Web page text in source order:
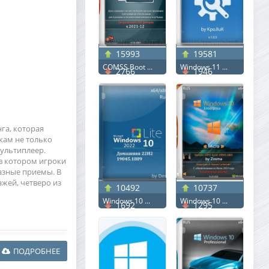
которая
не только
котором игроки
приемы. В
четверо из
ПОДРОБНЕЕ
15993
2766
COMSS Boot ...
19581
1946
Windows 11 ...
10492
1692
Windows 10 ...
10737
1295
Windows 10 ...